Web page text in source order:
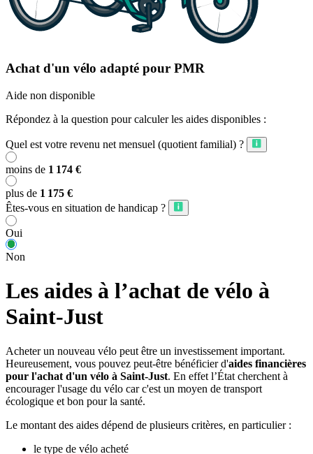
Achat d'un vélo adapté pour PMR
Aide non disponible
Répondez à la question pour calculer les aides disponibles :
Quel est votre revenu net mensuel (quotient familial) ?
moins de 1 174 €
plus de 1 175 €
Êtes-vous en situation de handicap ?
Oui
Non
Les aides à l’achat de vélo à
Saint-Just
Acheter un nouveau vélo peut être un investissement important.
Heureusement, vous pouvez peut-être bénéficier d'aides financières
pour l'achat d'un vélo à Saint-Just. En effet l’État cherchent à
encourager l'usage du vélo car c'est un moyen de transport
écologique et bon pour la santé.
Le montant des aides dépend de plusieurs critères, en particulier :
le type de vélo acheté